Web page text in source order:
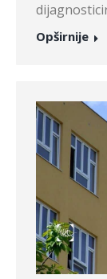
Opširnije